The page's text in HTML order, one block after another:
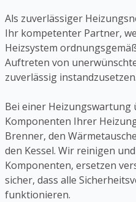
Als zuverlässiger
Ihr kompetenter Partner,
Heizsystem
Auftreten von
zuverlässig instandzusetzen.
Bei einer
Komponenten Ihrer
Brenner, den
den Kessel. Wir reinigen
Komponenten, ersetzen
sicher, dass alle
funktionieren.